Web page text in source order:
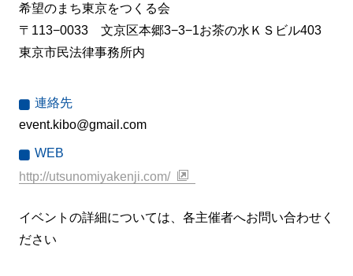
希望のまち東京をつくる会
〒113−0033 文京区本郷3−3−1お茶の水ＫＳビル403
東京市民法律事務所内
連絡先
event.kibo@gmail.com
WEB
http://utsunomiyakenji.com/
イベントの詳細については、各主催者へお問い合わせく
ださい